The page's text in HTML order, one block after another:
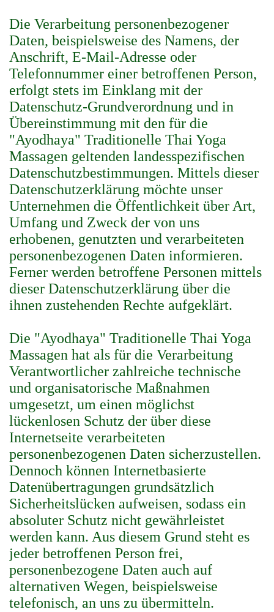
Die Verarbeitung personenbezogener
Daten, beispielsweise des Namens, der
Anschrift, E-Mail-Adresse oder
Telefonnummer einer betroffenen Person,
erfolgt stets im Einklang mit der
Datenschutz-Grundverordnung und in
Übereinstimmung mit den für die
"Ayodhaya" Traditionelle Thai Yoga
Massagen geltenden landesspezifischen
Datenschutzbestimmungen. Mittels dieser
Datenschutzerklärung möchte unser
Unternehmen die Öffentlichkeit über Art,
Umfang und Zweck der von uns
erhobenen, genutzten und verarbeiteten
personenbezogenen Daten informieren.
Ferner werden betroffene Personen mittels
dieser Datenschutzerklärung über die
ihnen zustehenden Rechte aufgeklärt.
Die "Ayodhaya" Traditionelle Thai Yoga
Massagen hat als für die Verarbeitung
Verantwortlicher zahlreiche technische
und organisatorische Maßnahmen
umgesetzt, um einen möglichst
lückenlosen Schutz der über diese
Internetseite verarbeiteten
personenbezogenen Daten sicherzustellen.
Dennoch können Internetbasierte
Datenübertragungen grundsätzlich
Sicherheitslücken aufweisen, sodass ein
absoluter Schutz nicht gewährleistet
werden kann. Aus diesem Grund steht es
jeder betroffenen Person frei,
personenbezogene Daten auch auf
alternativen Wegen, beispielsweise
telefonisch, an uns zu übermitteln.